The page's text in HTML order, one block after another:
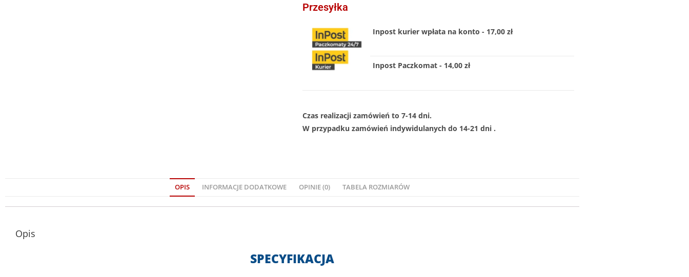
Przesyłka
Inpost kurier wpłata na konto - 17,00 zł
Inpost Paczkomat - 14,00 zł
Czas realizacji zamówień to 7-14 dni.
W przypadku zamówień indywidulanych do 14-21 dni .
OPIS INFORMACJE DODATKOWE OPINIE (0) TABELA ROZMIARÓW
Opis
SPECYFIKACJA